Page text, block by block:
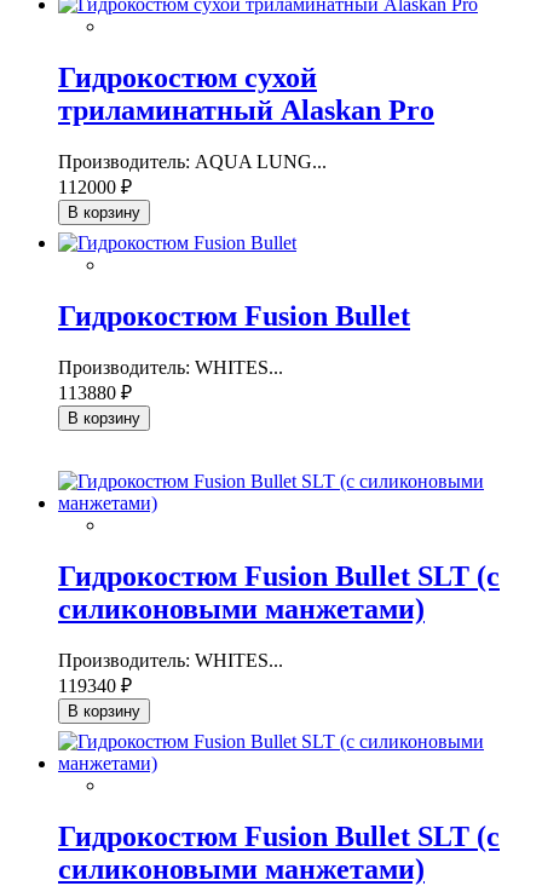
Гидрокостюм сухой
триламинатный Alaskan Pro
Производитель: AQUA LUNG...
112000 ₽
В корзину
Гидрокостюм Fusion Bullet
Производитель: WHITES...
113880 ₽
В корзину
Гидрокостюм Fusion Bullet SLT (с
силиконовыми манжетами)
Производитель: WHITES...
119340 ₽
В корзину
Гидрокостюм Fusion Bullet SLT (с
силиконовыми манжетами)